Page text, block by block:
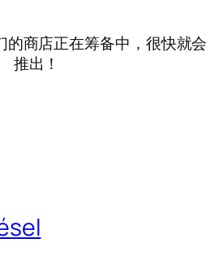
的商店正在筹备中，很快就会
推出！